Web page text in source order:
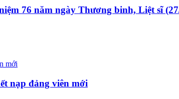
76 năm ngày Thương binh, Liệt sĩ
nạp đảng viên mới